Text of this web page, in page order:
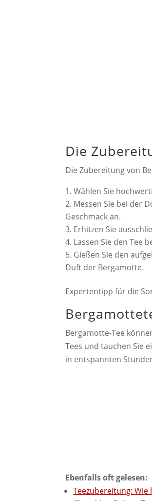
Die
Die Zubereitung von
Wählen Sie
Messen Sie bei der
Geschmack an.
Erhitzen Sie
Lassen Sie den Tee
Gießen Sie den
Duft der Bergamotte.
Expertentipp für die
Bergamotte-Tee
Tees und tauchen Sie
in entspannten
Ebenfalls oft gelesen:
Teezubereitung: Wie